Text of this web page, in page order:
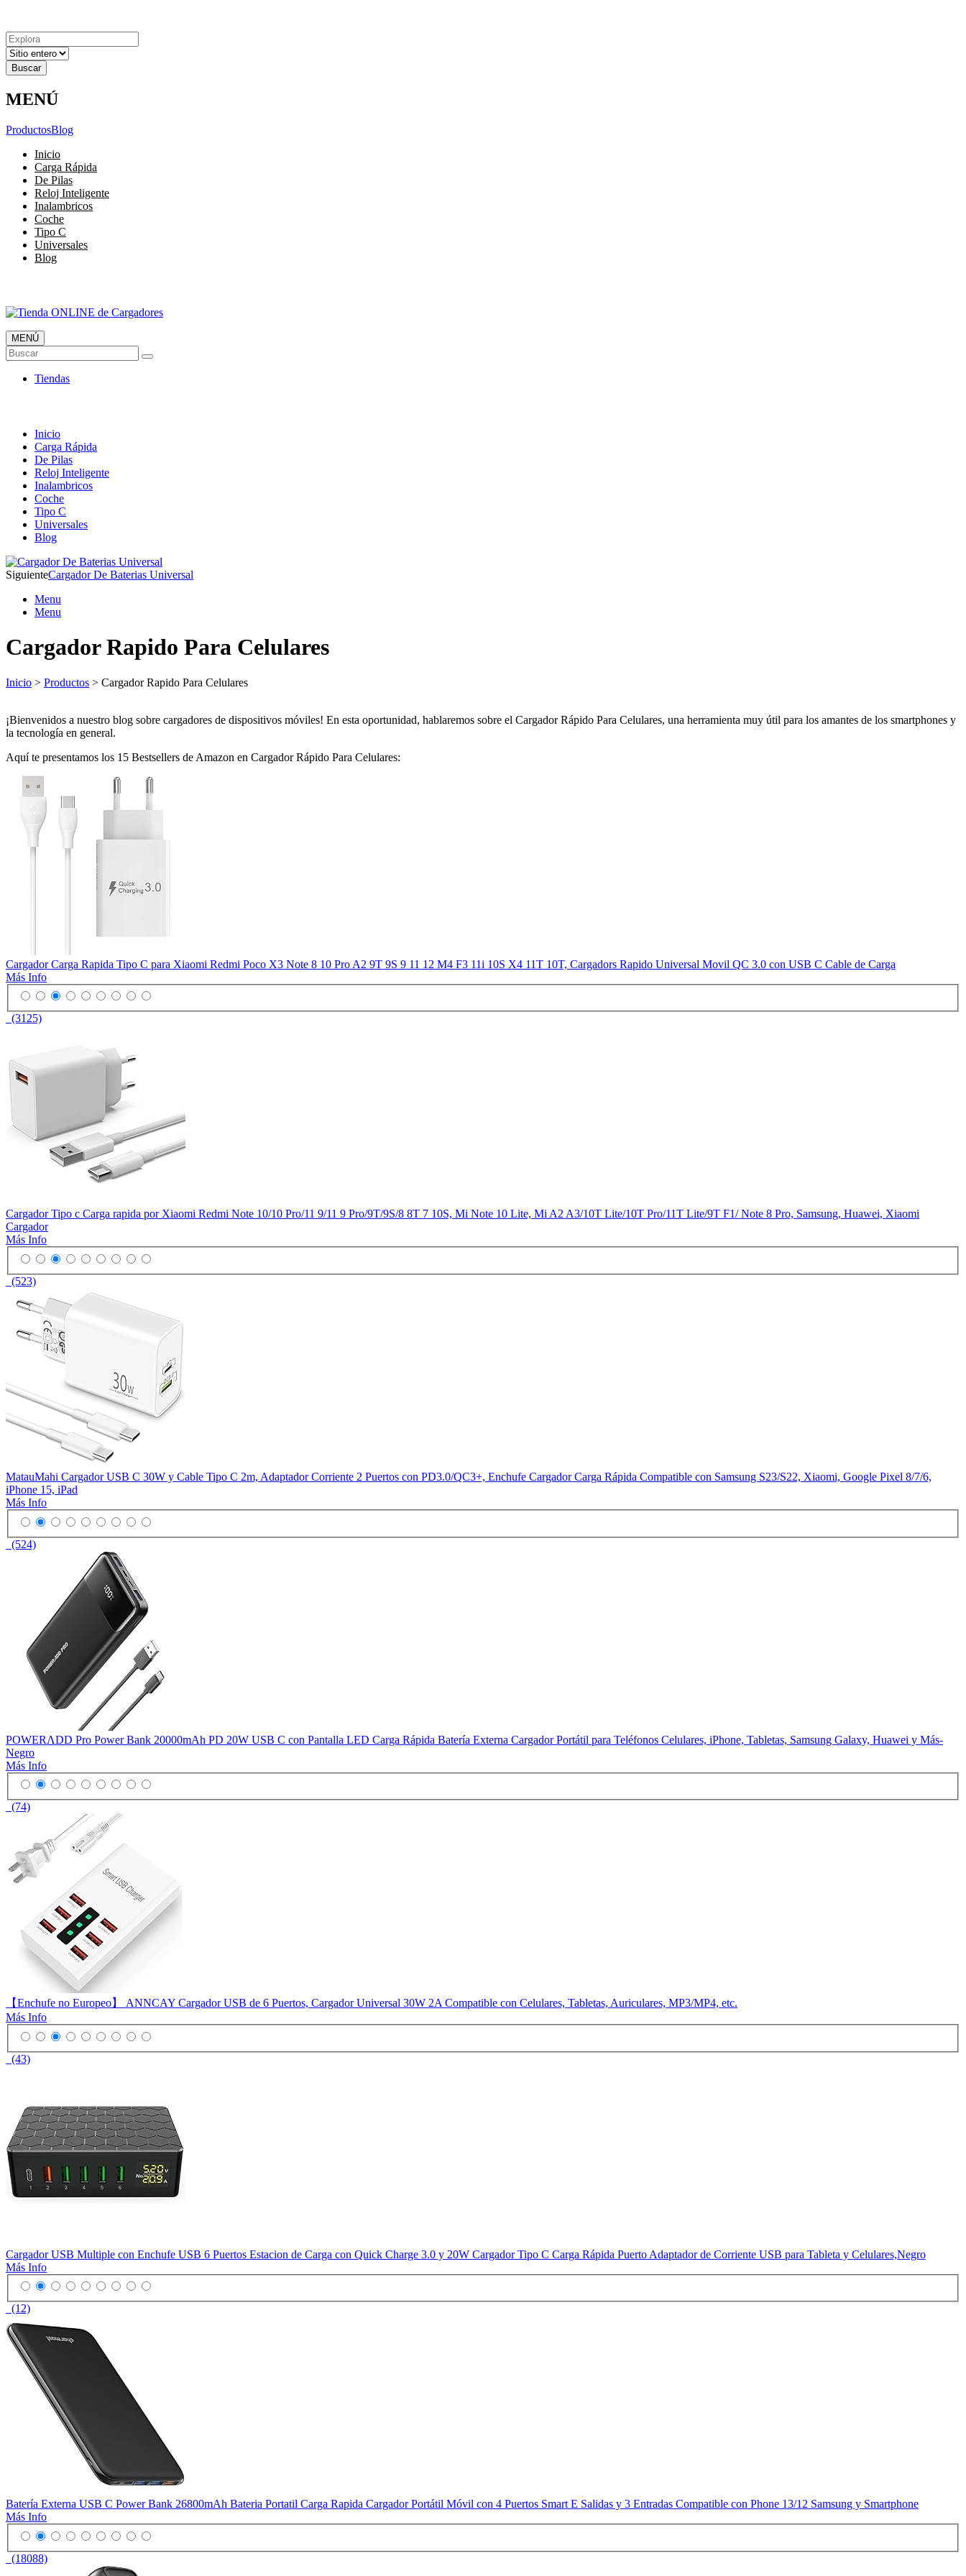
Resultados
para
MENÚ
ProductosBlog
Inicio
Carga Rápida
De Pilas
Reloj Inteligente
Inalambricos
Coche
Tipo C
Universales
Blog
Tienda ONLINE de Cargadores
Más Baratos
MENÚ
Buscar
Tiendas
Inicio
Carga Rápida
De Pilas
Reloj Inteligente
Inalambricos
Coche
Tipo C
Universales
Blog
SiguienteCargador De Baterias Universal
Menu
Menu
Cargador Rapido Para Celulares
Inicio > Productos > Cargador Rapido Para Celulares
¡Bienvenidos a nuestro blog sobre cargadores de dispositivos móviles! En esta oportunidad, hablaremos sobre el Cargador Rápido Para Celulares, una herramienta muy útil para los amantes de los smartphones y
la tecnología en general.
Aquí te presentamos los 15 Bestsellers de Amazon en Cargador Rápido Para Celulares:
Cargador Carga Rapida Tipo C para Xiaomi Redmi Poco X3 Note 8 10 Pro A2 9T 9S 9 11 12 M4 F3 11i 10S X4 11T 10T, Cargadors Rapido Universal Movil QC 3.0 con USB C Cable de Carga
Más Info
(3125)
Cargador Tipo c Carga rapida por Xiaomi Redmi Note 10/10 Pro/11 9/11 9 Pro/9T/9S/8 8T 7 10S, Mi Note 10 Lite, Mi A2 A3/10T Lite/10T Pro/11T Lite/9T F1/ Note 8 Pro, Samsung, Huawei, Xiaomi
Cargador
Más Info
(523)
MatauMahi Cargador USB C 30W y Cable Tipo C 2m, Adaptador Corriente 2 Puertos con PD3.0/QC3+, Enchufe Cargador Carga Rápida Compatible con Samsung S23/S22, Xiaomi, Google Pixel 8/7/6,
iPhone 15, iPad
Más Info
(524)
POWERΛDD Pro Power Bank 20000mAh PD 20W USB C con Pantalla LED Carga Rápida Batería Externa Cargador Portátil para Teléfonos Celulares, iPhone, Tabletas, Samsung Galaxy, Huawei y Más-
Negro
Más Info
(74)
【Enchufe no Europeo】 ANNCAY Cargador USB de 6 Puertos, Cargador Universal 30W 2A Compatible con Celulares, Tabletas, Auriculares, MP3/MP4, etc.
Más Info
(43)
Cargador USB Multiple con Enchufe USB 6 Puertos Estacion de Carga con Quick Charge 3.0 y 20W Cargador Tipo C Carga Rápida Puerto Adaptador de Corriente USB para Tableta y Celulares,Negro
Más Info
(12)
Batería Externa USB C Power Bank 26800mAh Bateria Portatil Carga Rapida Cargador Portátil Móvil con 4 Puertos Smart E Salidas y 3 Entradas Compatible con Phone 13/12 Samsung y Smartphone
Más Info
(18088)